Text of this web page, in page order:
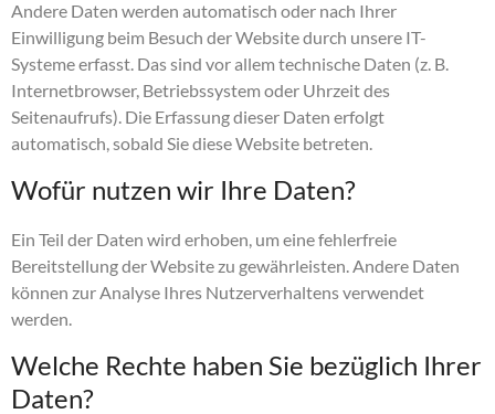
Andere Daten werden automatisch oder nach Ihrer
Einwilligung beim Besuch der Website durch unsere IT-
Systeme erfasst. Das sind vor allem technische Daten (z. B.
Internetbrowser, Betriebssystem oder Uhrzeit des
Seitenaufrufs). Die Erfassung dieser Daten erfolgt
automatisch, sobald Sie diese Website betreten.
Wofür nutzen wir Ihre Daten?
Ein Teil der Daten wird erhoben, um eine fehlerfreie
Bereitstellung der Website zu gewährleisten. Andere Daten
können zur Analyse Ihres Nutzerverhaltens verwendet
werden.
Welche Rechte haben Sie bezüglich Ihrer
Daten?